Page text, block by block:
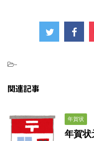
-
関連記事
年賀状
年賀状